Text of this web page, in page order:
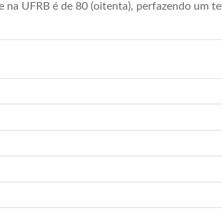
UFRB é de 80 (oitenta), perfazendo um